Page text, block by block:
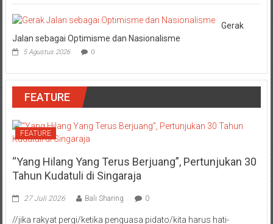
Gerak
Jalan sebagai Optimisme dan Nasionalisme
5 Agustus 2026 0
FEATURE
FEATURE
“Yang Hilang Yang Terus Berjuang”, Pertunjukan 30
Tahun Kudatuli di Singaraja
27 Juli 2026 Bali Sharing 0
//jika rakyat pergi/ketika penguasa pidato/kita harus hati-